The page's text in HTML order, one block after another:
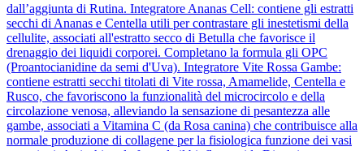
dall’aggiunta di Rutina. Integratore Ananas Cell: contiene gli estratti
secchi di Ananas e Centella utili per contrastare gli inestetismi della
cellulite, associati all'estratto secco di Betulla che favorisce il
drenaggio dei liquidi corporei. Completano la formula gli OPC
(Proantocianidine da semi d'Uva). Integratore Vite Rossa Gambe:
contiene estratti secchi titolati di Vite rossa, Amamelide, Centella e
Rusco, che favoriscono la funzionalità del microcircolo e della
circolazione venosa, alleviando la sensazione di pesantezza alle
gambe, associati a Vitamina C (da Rosa canina) che contribuisce alla
normale produzione di collagene per la fisiologica funzione dei vasi